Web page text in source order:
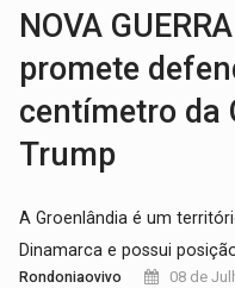
NOVA
promete
centímetro da
Trump
A Groenlândia é um
Dinamarca e possui
Rondoniaovivo
08 de